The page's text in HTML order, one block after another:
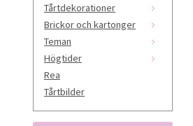
Tårtdekorationer
Brickor och kartonger
Teman
Högtider
Rea
Tårtbilder